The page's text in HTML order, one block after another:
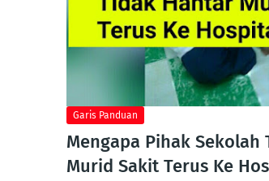
Garis Panduan
Mengapa Pihak Sekolah
Murid Sakit Terus Ke